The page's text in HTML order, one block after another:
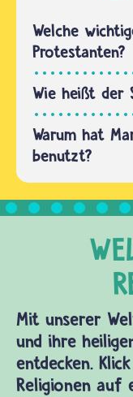
…
gibt es
Manche
meinen,
er
bezieht
sich auf…
Welche
Protestanten?
Wie heißt der
Warum hat
benutzt?
Mit unserer
und ihre
entdecken.
Religionen auf